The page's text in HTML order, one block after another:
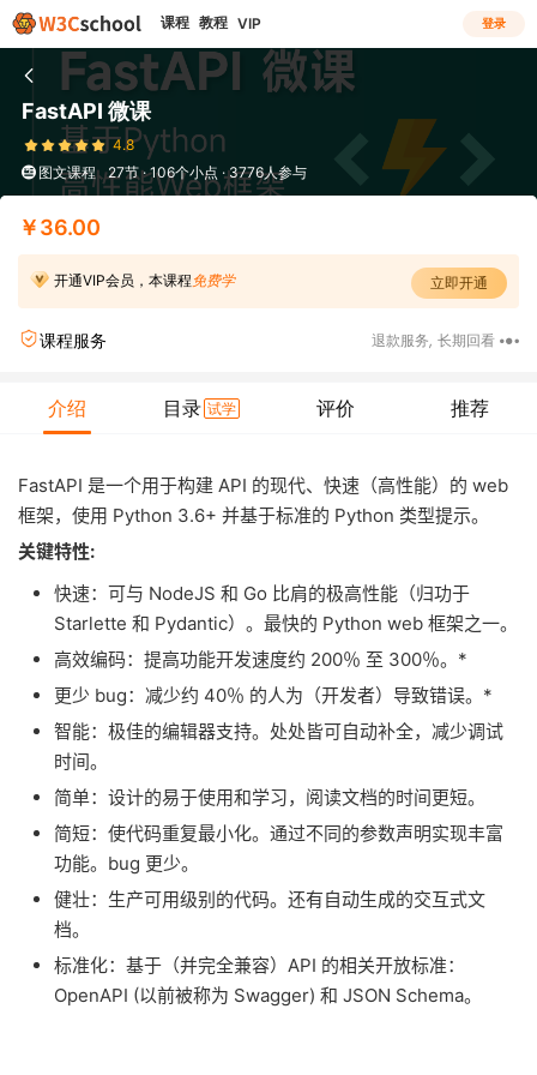
课程 教程 VIP 登录
FastAPI 微课
4.8
图文课程
27节 · 106个小点 · 3776人参与
￥36.00
开通VIP会员，本课程 免费学 立即开通
课程服务 退款服务 长期回看
介绍 目录 试学 评价 推荐
FastAPI 是一个用于构建 API 的现代、快速（高性能）的 web
框架，使用 Python 3.6+ 并基于标准的 Python 类型提示。
关键特性:
快速：可与 NodeJS 和 Go 比肩的极高性能（归功于
Starlette 和 Pydantic）。最快的 Python web 框架之一。
高效编码：提高功能开发速度约 200％ 至 300％。*
更少 bug：减少约 40％ 的人为（开发者）导致错误。*
智能：极佳的编辑器支持。处处皆可自动补全，减少调试
时间。
简单：设计的易于使用和学习，阅读文档的时间更短。
简短：使代码重复最小化。通过不同的参数声明实现丰富
功能。bug 更少。
健壮：生产可用级别的代码。还有自动生成的交互式文
档。
标准化：基于（并完全兼容）API 的相关开放标准：
OpenAPI (以前被称为 Swagger) 和 JSON Schema。